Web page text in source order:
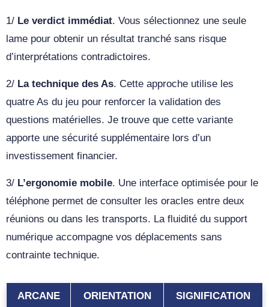
1/ Le verdict immédiat. Vous sélectionnez une seule
lame pour obtenir un résultat tranché sans risque
d’interprétations contradictoires.
2/ La technique des As. Cette approche utilise les
quatre As du jeu pour renforcer la validation des
questions matérielles. Je trouve que cette variante
apporte une sécurité supplémentaire lors d’un
investissement financier.
3/ L’ergonomie mobile. Une interface optimisée pour le
téléphone permet de consulter les oracles entre deux
réunions ou dans les transports. La fluidité du support
numérique accompagne vos déplacements sans
contrainte technique.
ARCANE
ORIENTATION
SIGNIFICATION